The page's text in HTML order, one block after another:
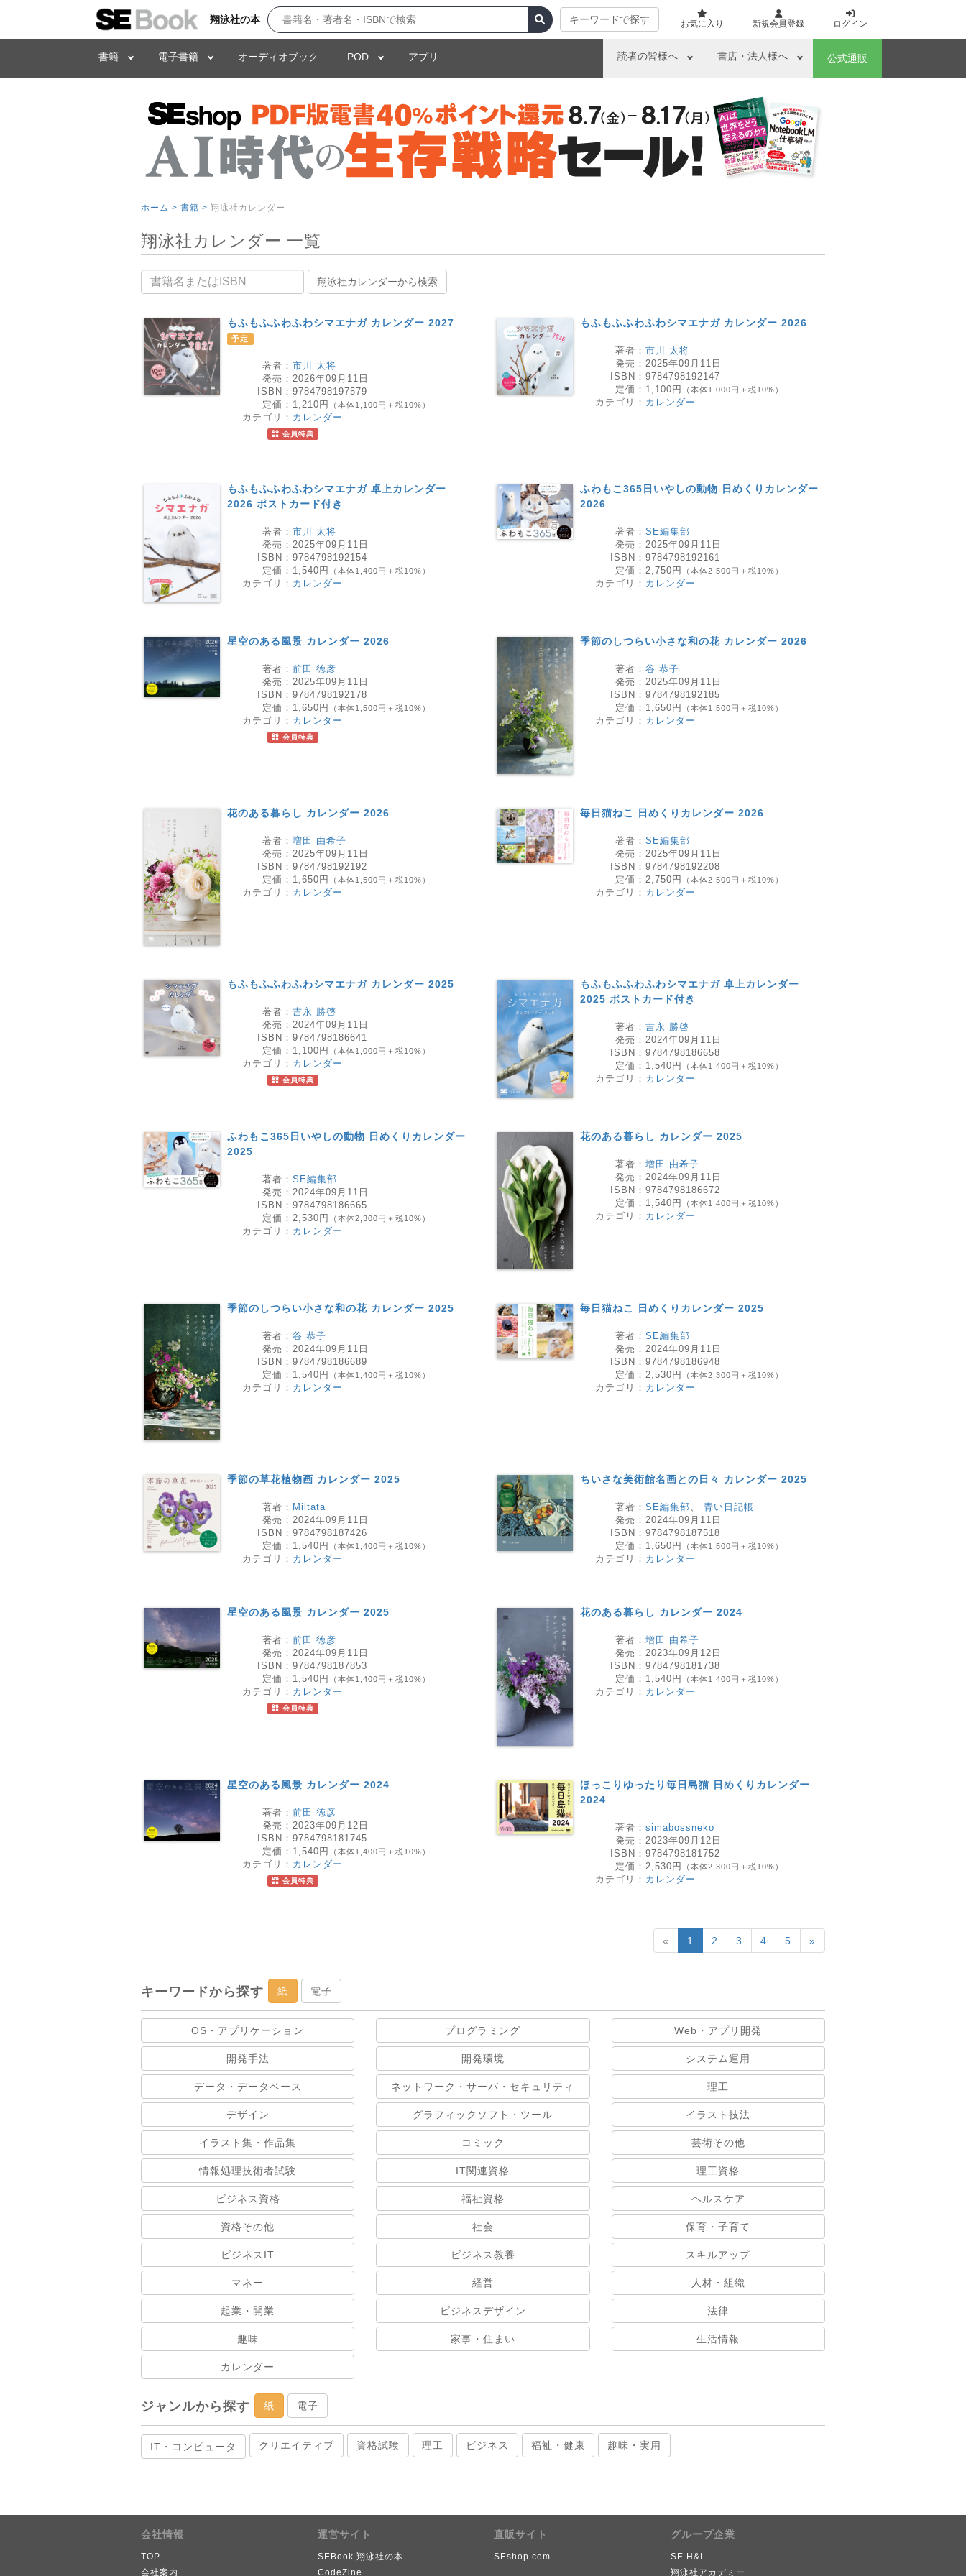
翔泳社の本 キーワードで探す お気に入り 新規会員登録 ログイン
書籍 電子書籍 オーディオブック POD アプリ 読者の皆様へ 書店・法人様へ 公式通販
ホーム > 書籍 > 翔泳社カレンダー
翔泳社カレンダー 一覧
書籍名 翔泳社カレンダーから検索
もふもふふわふわシマエナガ カレンダー 2027
予定
著者： 市川 太将
発売： 2026年09月11日
ISBN： 9784798197579
定価： 1,210円 （本体1,100円＋税10%）
カテゴリ： カレンダー
会員特典
もふもふふわふわシマエナガ カレンダー 2026
著者： 市川 太将
発売： 2025年09月11日
ISBN： 9784798192147
定価： 1,100円 （本体1,000円＋税10%）
カテゴリ： カレンダー
もふもふふわふわシマエナガ 卓上カレンダー
2026 ポストカード付き
著者： 市川 太将
発売： 2025年09月11日
ISBN： 9784798192154
定価： 1,540円 （本体1,400円＋税10%）
カテゴリ： カレンダー
ふわもこ365日いやしの動物 日めくりカレンダー
2026
著者： SE編集部
発売： 2025年09月11日
ISBN： 9784798192161
定価： 2,750円 （本体2,500円＋税10%）
カテゴリ： カレンダー
星空のある風景 カレンダー 2026
著者： 前田 徳彦
発売： 2025年09月11日
ISBN： 9784798192178
定価： 1,650円 （本体1,500円＋税10%）
カテゴリ： カレンダー
会員特典
季節のしつらい小さな和の花 カレンダー 2026
著者： 谷 恭子
発売： 2025年09月11日
ISBN： 9784798192185
定価： 1,650円 （本体1,500円＋税10%）
カテゴリ： カレンダー
花のある暮らし カレンダー 2026
著者： 増田 由希子
発売： 2025年09月11日
ISBN： 9784798192192
定価： 1,650円 （本体1,500円＋税10%）
カテゴリ： カレンダー
毎日猫ねこ 日めくりカレンダー 2026
著者： SE編集部
発売： 2025年09月11日
ISBN： 9784798192208
定価： 2,750円 （本体2,500円＋税10%）
カテゴリ： カレンダー
もふもふふわふわシマエナガ カレンダー 2025
著者： 吉永 勝啓
発売： 2024年09月11日
ISBN： 9784798186641
定価： 1,100円 （本体1,000円＋税10%）
カテゴリ： カレンダー
会員特典
もふもふふわふわシマエナガ 卓上カレンダー
2025 ポストカード付き
著者： 吉永 勝啓
発売： 2024年09月11日
ISBN： 9784798186658
定価： 1,540円 （本体1,400円＋税10%）
カテゴリ： カレンダー
ふわもこ365日いやしの動物 日めくりカレンダー
2025
著者： SE編集部
発売： 2024年09月11日
ISBN： 9784798186665
定価： 2,530円 （本体2,300円＋税10%）
カテゴリ： カレンダー
花のある暮らし カレンダー 2025
著者： 増田 由希子
発売： 2024年09月11日
ISBN： 9784798186672
定価： 1,540円 （本体1,400円＋税10%）
カテゴリ： カレンダー
季節のしつらい小さな和の花 カレンダー 2025
著者： 谷 恭子
発売： 2024年09月11日
ISBN： 9784798186689
定価： 1,540円 （本体1,400円＋税10%）
カテゴリ： カレンダー
毎日猫ねこ 日めくりカレンダー 2025
著者： SE編集部
発売： 2024年09月11日
ISBN： 9784798186948
定価： 2,530円 （本体2,300円＋税10%）
カテゴリ： カレンダー
季節の草花植物画 カレンダー 2025
著者： Miltata
発売： 2024年09月11日
ISBN： 9784798187426
定価： 1,540円 （本体1,400円＋税10%）
カテゴリ： カレンダー
ちいさな美術館名画との日々 カレンダー 2025
著者： SE編集部、 青い日記帳
発売： 2024年09月11日
ISBN： 9784798187518
定価： 1,650円 （本体1,500円＋税10%）
カテゴリ： カレンダー
星空のある風景 カレンダー 2025
著者： 前田 徳彦
発売： 2024年09月11日
ISBN： 9784798187853
定価： 1,540円 （本体1,400円＋税10%）
カテゴリ： カレンダー
会員特典
花のある暮らし カレンダー 2024
著者： 増田 由希子
発売： 2023年09月12日
ISBN： 9784798181738
定価： 1,540円 （本体1,400円＋税10%）
カテゴリ： カレンダー
星空のある風景 カレンダー 2024
著者： 前田 徳彦
発売： 2023年09月12日
ISBN： 9784798181745
定価： 1,540円 （本体1,400円＋税10%）
カテゴリ： カレンダー
会員特典
ほっこりゆったり毎日島猫 日めくりカレンダー
2024
著者： simabossneko
発売： 2023年09月12日
ISBN： 9784798181752
定価： 2,530円 （本体2,300円＋税10%）
カテゴリ： カレンダー
« 1 2 3 4 5 »
キーワードから探す 紙 電子
OS・アプリケーション プログラミング Web・アプリ開発
開発手法 開発環境 システム運用
データ・データベース ネットワーク・サーバ・セキュリティ 理工
デザイン グラフィックソフト・ツール イラスト技法
イラスト集・作品集 コミック 芸術その他
情報処理技術者試験 IT関連資格 理工資格
ビジネス資格 福祉資格 ヘルスケア
資格その他 社会 保育・子育て
ビジネスIT ビジネス教養 スキルアップ
マネー 経営 人材・組織
起業・開業 ビジネスデザイン 法律
趣味 家事・住まい 生活情報
カレンダー
ジャンルから探す 紙 電子
IT・コンピュータ クリエイティブ 資格試験 理工 ビジネス 福祉・健康 趣味・実用
会社情報
TOP
会社案内
運営サイト
SEBook 翔泳社の本
CodeZine
直販サイト
SEshop.com
グループ企業
SE H&I
翔泳社アカデミー